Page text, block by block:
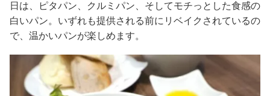
日は、ピタパン、クルミパン、そしてモチっとした食感の
白いパン。いずれも提供される前にリベイクされているの
で、温かいパンが楽しめます。